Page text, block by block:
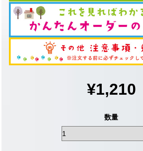
¥1,210
数量